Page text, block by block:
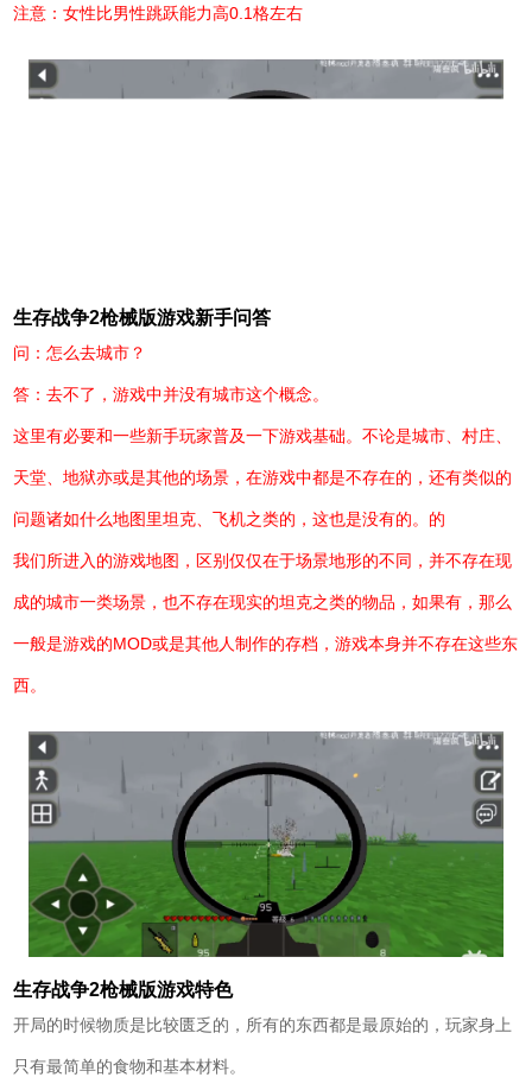
注意：女性比男性跳跃能力高0.1格左右
生存战争2枪械版游戏新手问答
问：怎么去城市？
答：去不了，游戏中并没有城市这个概念。
这里有必要和一些新手玩家普及一下游戏基础。不论是城市、村庄、
天堂、地狱亦或是其他的场景，在游戏中都是不存在的，还有类似的
问题诸如什么地图里坦克、飞机之类的，这也是没有的。的
我们所进入的游戏地图，区别仅仅在于场景地形的不同，并不存在现
成的城市一类场景，也不存在现实的坦克之类的物品，如果有，那么
一般是游戏的MOD或是其他人制作的存档，游戏本身并不存在这些东
西。
生存战争2枪械版游戏特色
开局的时候物质是比较匮乏的，所有的东西都是最原始的，玩家身上
只有最简单的食物和基本材料。